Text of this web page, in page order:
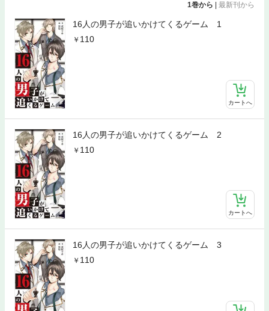
1巻から 最新刊から
16人の男子が追いかけてくるゲーム 1
110
カートへ
16人の男子が追いかけてくるゲーム 2
110
カートへ
16人の男子が追いかけてくるゲーム 3
110